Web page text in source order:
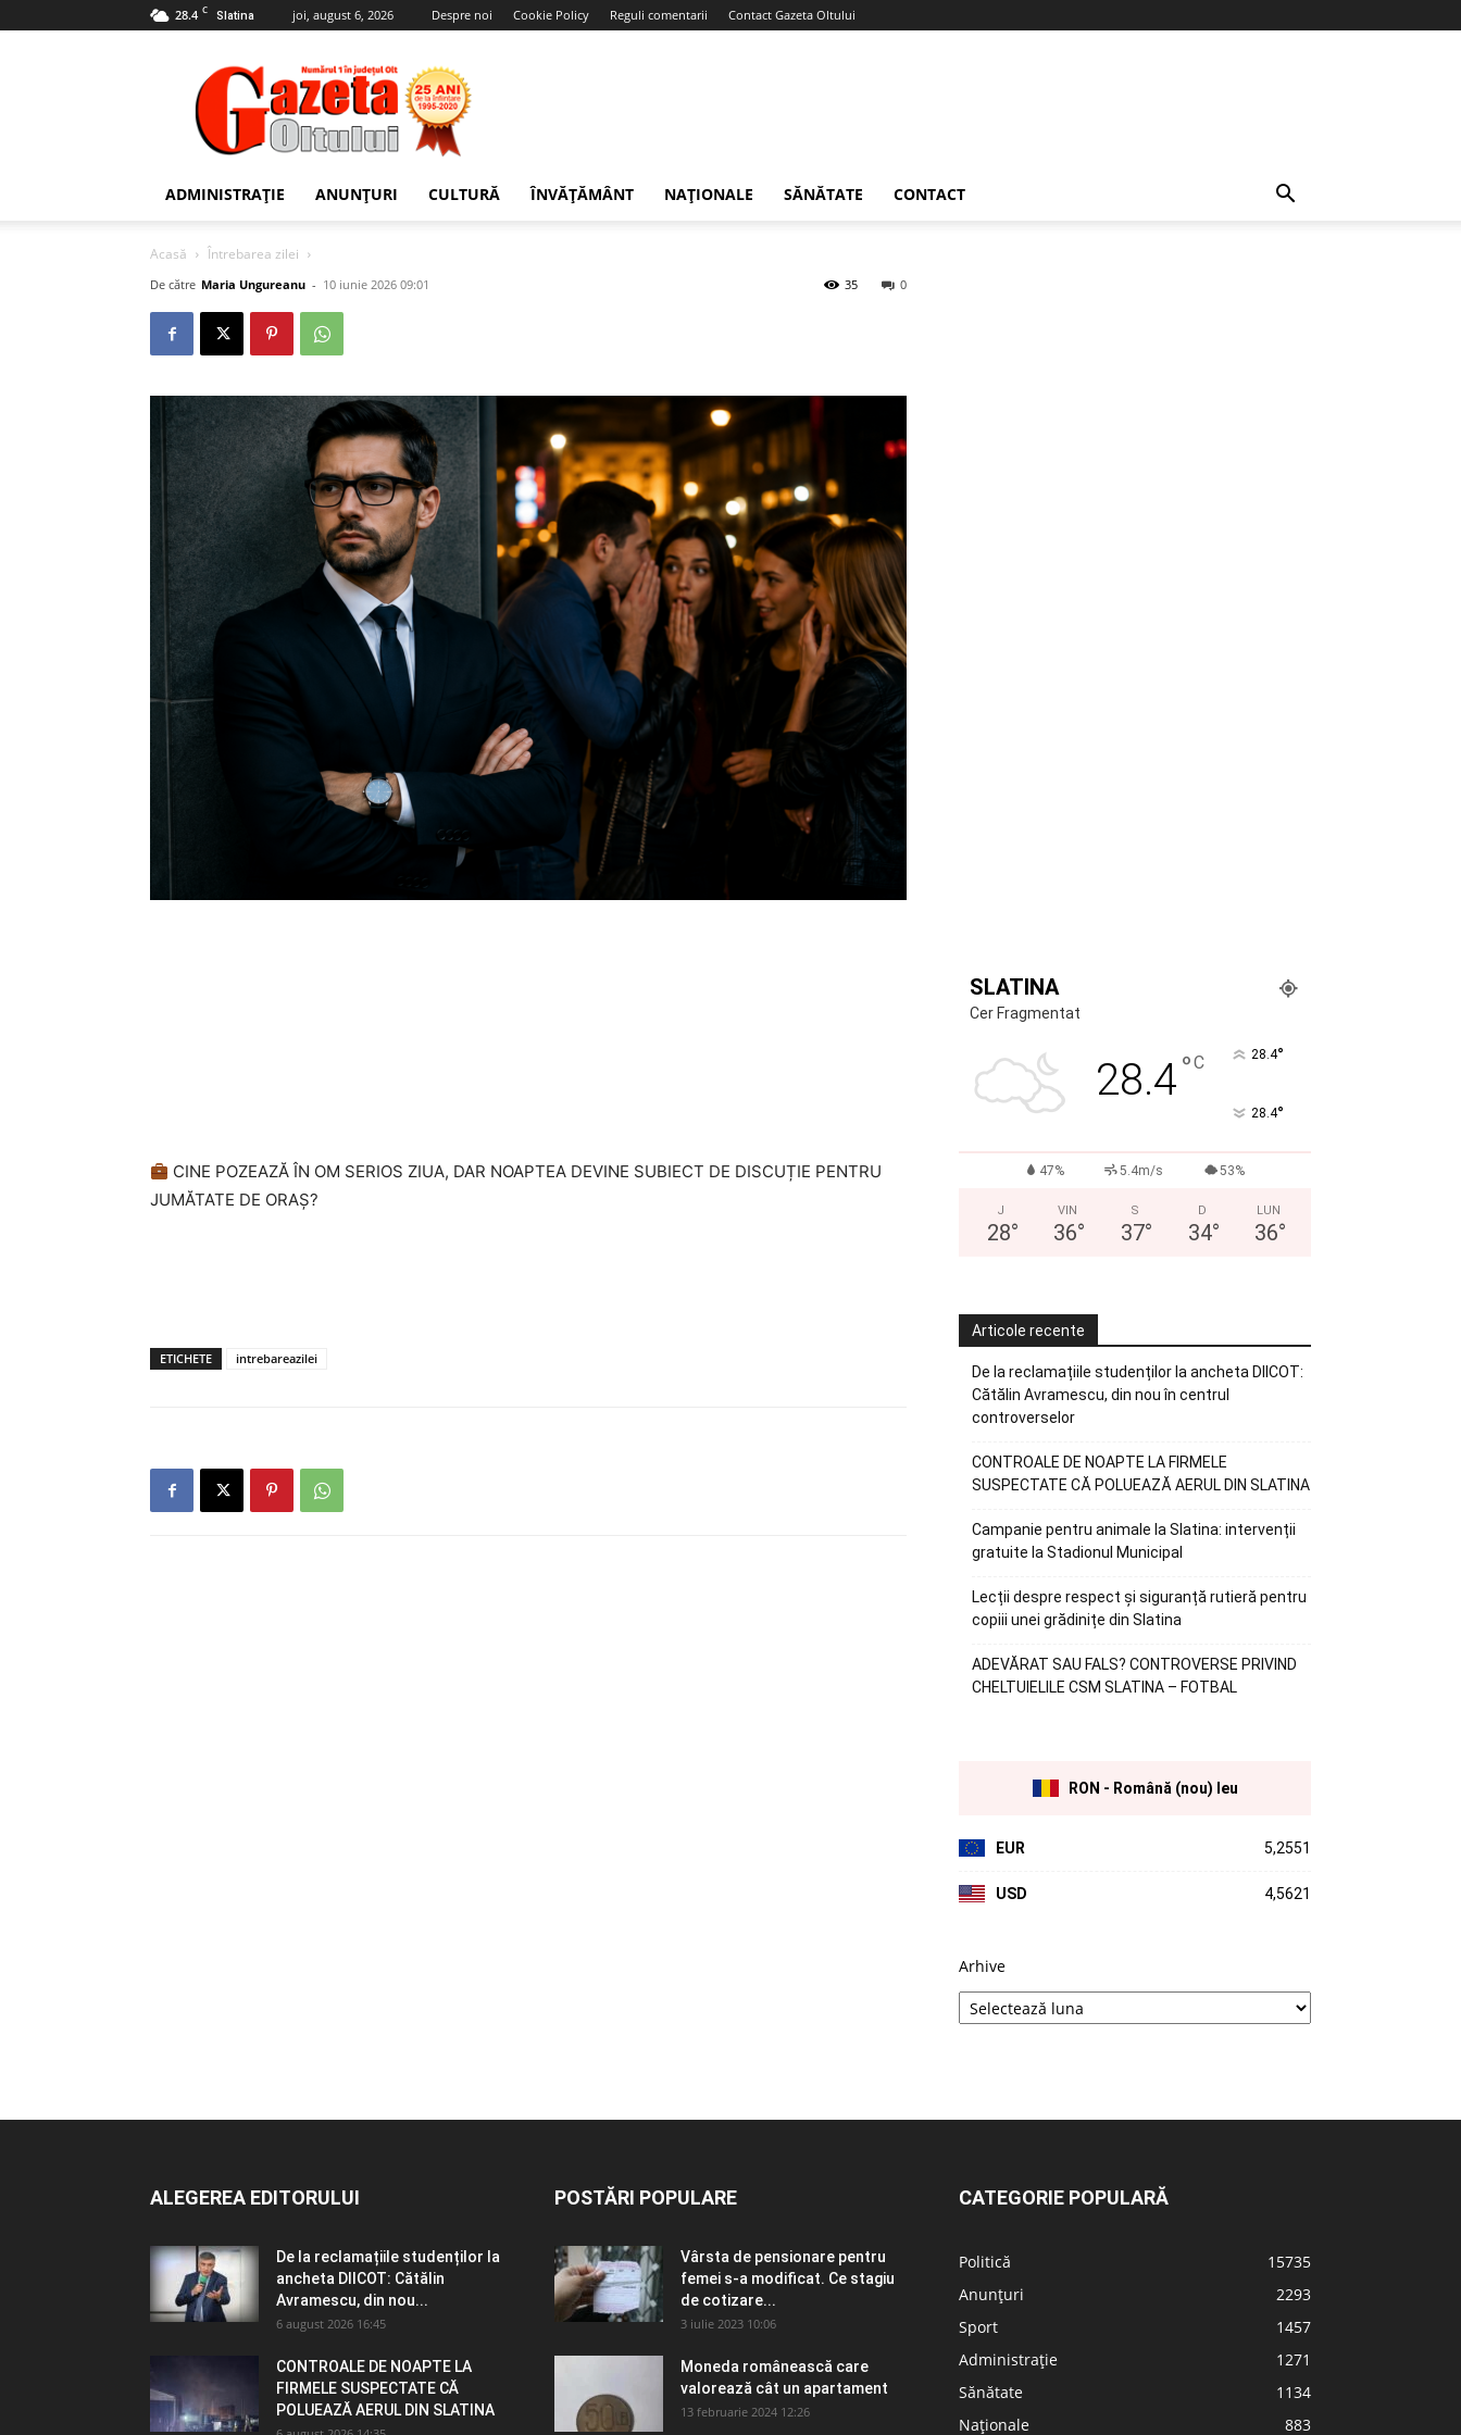
28.4 C Slatina joi, august 6, 2026 Despre noi Cookie Policy Reguli comentarii Contact Gazeta Oltului
Gazeta
Oltului
ADMINISTRAȚIE ANUNȚURI CULTURĂ ÎNVĂȚĂMÂNT NAȚIONALE SĂNĂTATE CONTACT
Acasă Întrebarea zilei
De către Maria Ungureanu - 10 iunie 2026 09:01 0
35
CINE POZEAZĂ ÎN OM SERIOS ZIUA, DAR NOAPTEA DEVINE SUBIECT DE DISCUȚIE PENTRU
JUMĂTATE DE ORAȘ?
ETICHETE intrebareazilei
SLATINA
Cer Fragmentat
28.4°C 28.4°
28.4°
47% 5.4m/s 53%
J
28°
VIN
36°
S
37°
D
34°
LUN
36°
Articole recente
De la reclamațiile studenților la ancheta DIICOT:
Cătălin Avramescu, din nou în centrul
controverselor
CONTROALE DE NOAPTE LA FIRMELE
SUSPECTATE CĂ POLUEAZĂ AERUL DIN SLATINA
Campanie pentru animale la Slatina: intervenții
gratuite la Stadionul Municipal
Lecții despre respect și siguranță rutieră pentru
copiii unei grădinițe din Slatina
ADEVĂRAT SAU FALS? CONTROVERSE PRIVIND
CHELTUIELILE CSM SLATINA – FOTBAL
RON - Română (nou) leu
EUR 5,2551
USD 4,5621
Arhive
ALEGEREA EDITORULUI
De la reclamațiile studenților la
ancheta DIICOT: Cătălin
Avramescu, din nou...
6 august 2026 16:45
CONTROALE DE NOAPTE LA
FIRMELE SUSPECTATE CĂ
POLUEAZĂ AERUL DIN SLATINA
POSTĂRI POPULARE
Vârsta de pensionare pentru
femei s-a modificat. Ce stagiu
de cotizare...
3 iulie 2023 10:06
Moneda românească care
valorează cât un apartament
13 februarie 2024 12:26
CATEGORIE POPULARĂ
Politică
15735
Anunțuri
2293
Sport
1457
Administrație
1271
Sănătate
1134
Naționale
883